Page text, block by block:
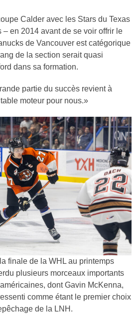
Calder avec les Stars du Texas
en 2014 avant de se voir offrir le
de Vancouver est catégorique
de la section serait quasi
dans sa formation.
partie du succès revient à
moteur pour nous.»
finale de la WHL au printemps
plusieurs morceaux importants
dont Gavin McKenna,
comme étant le premier choix
de la LNH.